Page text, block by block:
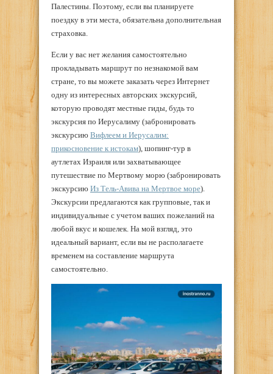
Палестины. Поэтому, если вы планируете
поездку в эти места, обязательна дополнительная
страховка.
Если у вас нет желания самостоятельно
прокладывать маршрут по незнакомой вам
стране, то вы можете заказать через Интернет
одну из интересных авторских экскурсий,
которую проводят местные гиды, будь то
экскурсия по Иерусалиму (забронировать
экскурсию Вифлеем и Иерусалим:
прикосновение к истокам), шопинг-тур в
аутлетах Израиля или захватывающее
путешествие по Мертвому морю (забронировать
экскурсию Из Тель-Авива на Мертвое море).
Экскурсии предлагаются как групповые, так и
индивидуальные с учетом ваших пожеланий на
любой вкус и кошелек. На мой взгляд, это
идеальный вариант, если вы не располагаете
временем на составление маршрута
самостоятельно.